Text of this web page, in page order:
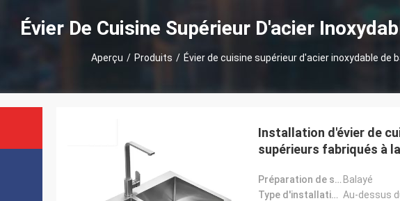
Évier De Cuisine Supérieur D'acier
Aperçu / Produits / Évier de cuisine supérieur d'acier inoxydable de
Installation d'évier de
supérieurs fabriqués à
Préparation de surface: Balayé
Type d'installation: Au-dessus